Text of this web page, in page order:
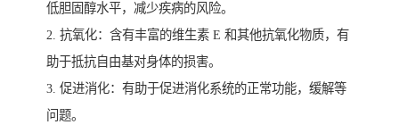
低胆固醇水平，减少疾病的风险。
2. 抗氧化：含有丰富的维生素 E 和其他抗氧化物质，有
助于抵抗自由基对身体的损害。
3. 促进消化：有助于促进消化系统的正常功能，缓解等
问题。